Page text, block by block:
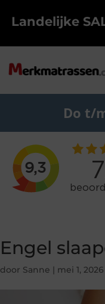
Landelijke
Do t/
Engel
door Sanne | mei 1, 2026